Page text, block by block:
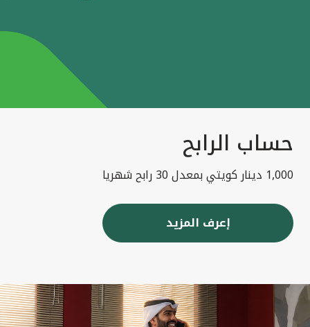
حساب الرابح
1,000 دينار كويتي بمعدل 30 رابح شهريا
إعرف المزيد